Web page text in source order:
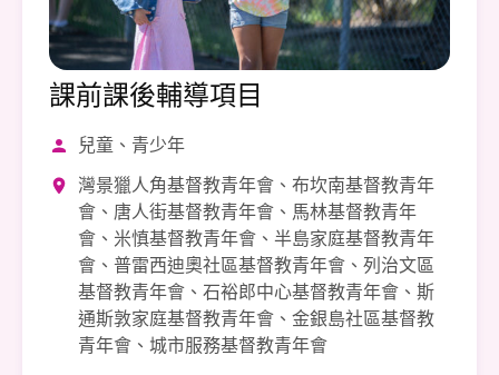
課前課後輔導項目
兒童、青少年
灣景獵人角基督教青年會、布坎南基督教青年
會、唐人街基督教青年會、馬林基督教青年
會、米慎基督教青年會、半島家庭基督教青年
會、普雷西迪奧社區基督教青年會、列治文區
基督教青年會、石裕郎中心基督教青年會、斯
通斯敦家庭基督教青年會、金銀島社區基督教
青年會、城市服務基督教青年會